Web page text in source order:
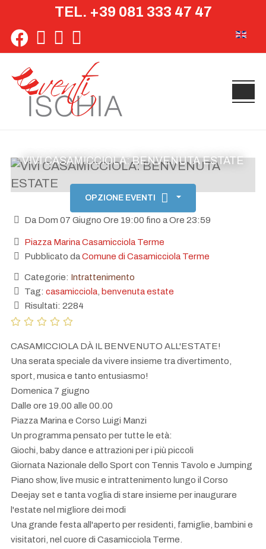
TEL. +39 081 333 47 47
VIVI CASAMICCIOLA: BENVENUTA ESTATE
OPZIONE EVENTI
Da Dom 07 Giugno Ore 19:00 fino a Ore 23:59
Piazza Marina Casamicciola Terme
Pubblicato daComune di Casamicciola Terme
Categorie: Intrattenimento
Tag: casamicciola benvenuta estate
Risultati: 2284
CASAMICCIOLA DÀ IL BENVENUTO ALL'ESTATE!
Una serata speciale da vivere insieme tra divertimento,
sport, musica e tanto entusiasmo!
Domenica 7 giugno
Dalle ore 19.00 alle 00.00
Piazza Marina e Corso Luigi Manzi
Un programma pensato per tutte le età:
Giochi, baby dance e attrazioni per i più piccoli
Giornata Nazionale dello Sport con Tennis Tavolo e Jumping
Piano show, live music e intrattenimento lungo il Corso
Deejay set e tanta voglia di stare insieme per inaugurare
l'estate nel migliore dei modi
Una grande festa all'aperto per residenti, famiglie, bambini e
visitatori, nel cuore di Casamicciola Terme.